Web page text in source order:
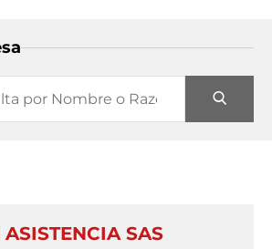
ASISTENCIA SAS